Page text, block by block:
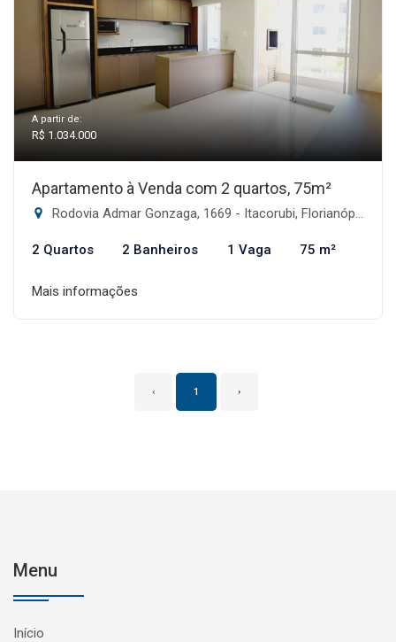
A partir de:
R$ 1.034.000
Apartamento à Venda com 2 quartos, 75m²
Rodovia Admar Gonzaga, 1669 - Itacorubi, Florianópolis-SC
2 Quartos 2 Banheiros 1 Vaga 75 m²
Mais informações
‹ 1 ›
Menu
Início